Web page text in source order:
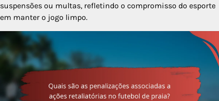
suspensões ou multas, refletindo o compromisso do esporte
em manter o jogo limpo.